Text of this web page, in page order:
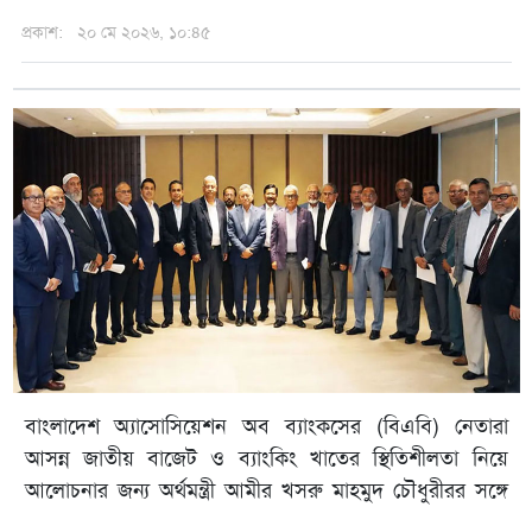
প্রকাশ: ২০ মে ২০২৬, ১০:৪৫
বাংলাদেশ অ্যাসোসিয়েশন অব ব্যাংকসের (বিএবি) নেতারা
আসন্ন জাতীয় বাজেট ও ব্যাংকিং খাতের স্থিতিশীলতা নিয়ে
আলোচনার জন্য অর্থমন্ত্রী আমীর খসরু মাহমুদ চৌধুরীরর সঙ্গে